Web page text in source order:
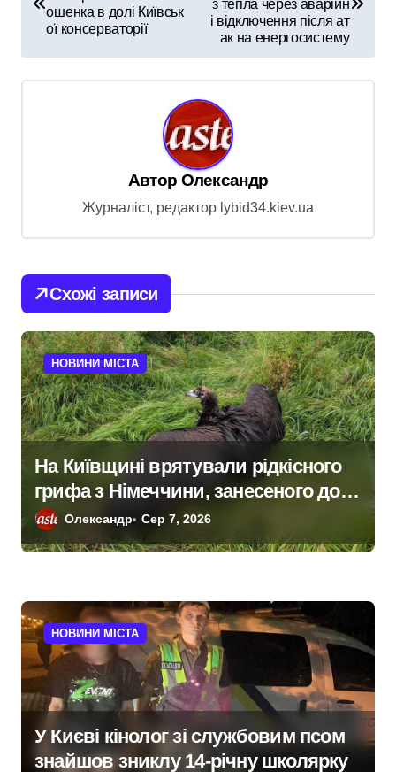
і
г
п
и
с
і
в
ошенка в долі Київськ
ої консерваторії
з тепла через аварійн
і відключення після ат
ак на енергосистему
Автор Олександр
Журналіст, редактор lybid34.kiev.ua
Схожі записи
НОВИНИ МІСТА
На Київщині врятували рідкісного
грифа з Німеччини, занесеного до
Червоної книги
Олександр Сер 7, 2026
НОВИНИ МІСТА
У Києві кінолог зі службовим псом
знайшов зниклу 14-річну школярку